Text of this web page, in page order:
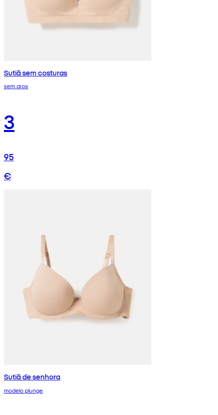
Sutiã sem costuras
sem aros
3
95
€
Sutiã de senhora
modelo plunge